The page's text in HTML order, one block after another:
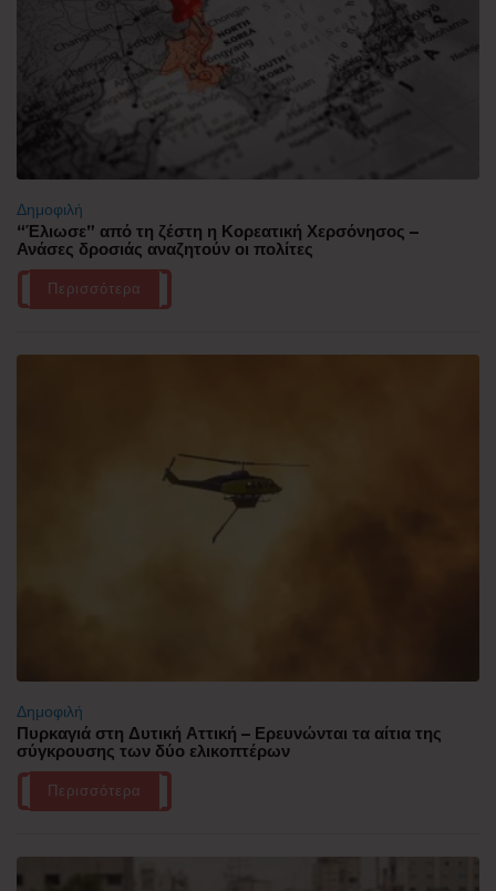
Δημοφιλή
“Έλιωσε” από τη ζέστη η Κορεατική Χερσόνησος –
Ανάσες δροσιάς αναζητούν οι πολίτες
Περισσότερα
Δημοφιλή
Πυρκαγιά στη Δυτική Αττική – Ερευνώνται τα αίτια της
σύγκρουσης των δύο ελικοπτέρων
Περισσότερα